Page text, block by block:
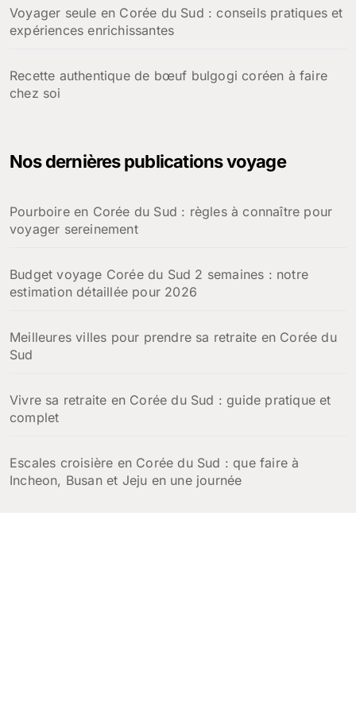
Voyager seule en Corée du Sud : conseils pratiques et
expériences enrichissantes
Recette authentique de bœuf bulgogi coréen à faire
chez soi
Nos dernières publications voyage
Pourboire en Corée du Sud : règles à connaître pour
voyager sereinement
Budget voyage Corée du Sud 2 semaines : notre
estimation détaillée pour 2026
Meilleures villes pour prendre sa retraite en Corée du
Sud
Vivre sa retraite en Corée du Sud : guide pratique et
complet
Escales croisière en Corée du Sud : que faire à
Incheon, Busan et Jeju en une journée